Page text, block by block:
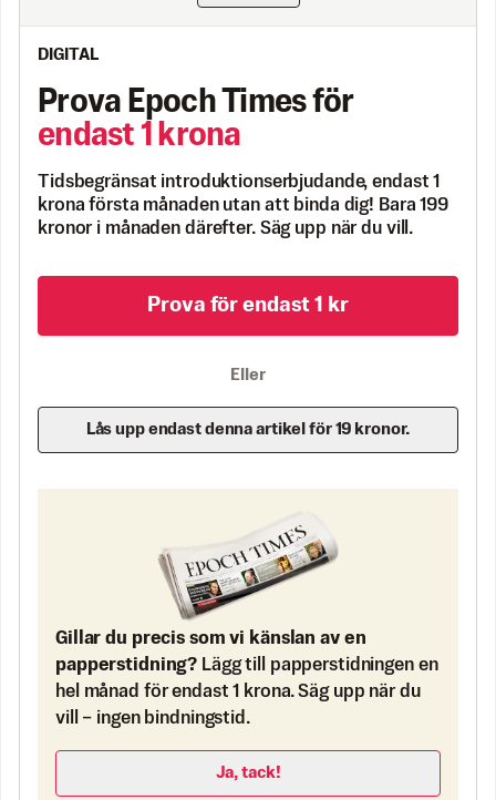
DIGITAL
Prova Epoch Times för
endast 1 krona
Tidsbegränsat introduktionserbjudande, endast 1
krona första månaden utan att binda dig! Bara 199
kronor i månaden därefter. Säg upp när du vill.
Prova för endast 1 kr
Eller
Lås upp endast denna artikel för 19 kronor.
Gillar du precis som vi känslan av en
papperstidning? Lägg till papperstidningen en
hel månad för endast 1 krona. Säg upp när du
vill – ingen bindningstid.
Ja, tack!